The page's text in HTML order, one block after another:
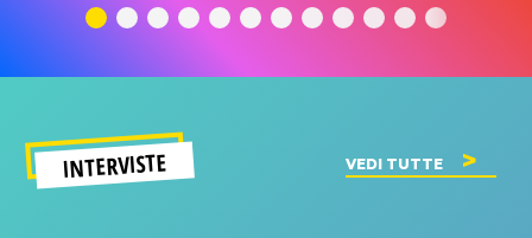
significato
del singolo
INTERVISTE VEDI TUTTE